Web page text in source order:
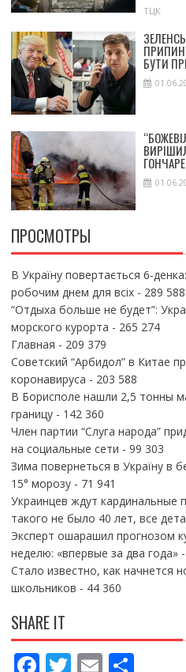
ТЦК
БУТИ
ПРОСМОТРЫ
В Україну повертається 6-
робочим днем для всіх- 289 588
“Отдыха больше не будет”:
морского курорта - 265 274
Главная - 209 379
Советский “Арбидол” в Китае
коронавируса - 203 588
В Борисполе нашли 2,5 тонны
границу- 142 360
Член партии “Слуга народа”
на социальные сети - 99 303
Зима повернеться в Україну в
15° морозу- 71 941
Украинцев ждут кардинальные
такого не было 40 лет, все
Эксперт ошарашил прогнозом
неделю: «впервые за два года»-
Стало известно, как начнется
школьников - 44 360
SHARE IT
F T E П